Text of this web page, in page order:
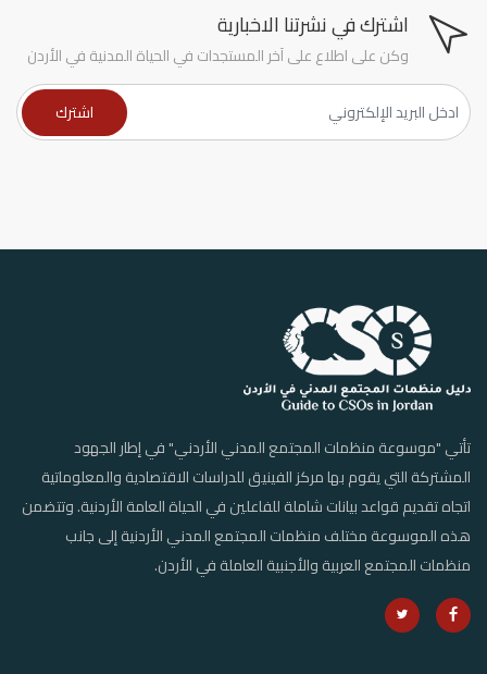
اشترك في نشرتنا الاخبارية
وكن على اطلاع على آخر المستجدات في الحياة المدنية في الأردن
تأتي "موسوعة منظمات المجتمع المدني الأردني" في إطار الجهود
المشتركة التي يقوم بها مركز الفينيق للدراسات الاقتصادية والمعلوماتية
اتجاه تقديم قواعد بيانات شاملة للفاعلين في الحياة العامة الأردنية. وتتضمن
هذه الموسوعة مختلف منظمات المجتمع المدني الأردنية إلى جانب
منظمات المجتمع العربية والأجنبية العاملة في الأردن.